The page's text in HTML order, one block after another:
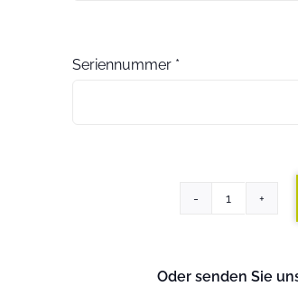
Seriennummer *
Equallogic
Menge
Oder senden Sie